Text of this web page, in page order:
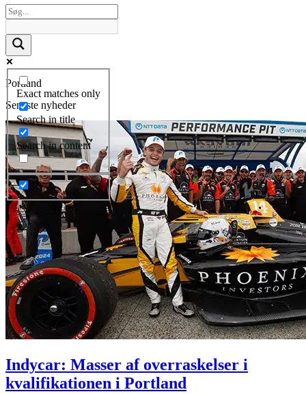
Exact matches only
Search in title
Search in content
Portland
Seneste nyheder
Indycar: Masser af overraskelser i
kvalifikationen i Portland